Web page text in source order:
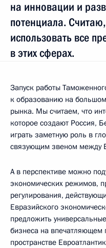
на инновации и
потенциала.
использовать все
в этих сферах.
Запуск работы
к образованию на
рынка. Мы считаем, что
которое создают Россия,
играть заметную роль в
связующим звеном между
А в перспективе можно
экономических режимов,
регулирования,
Евразийского
предложить
бизнеса на
пространстве